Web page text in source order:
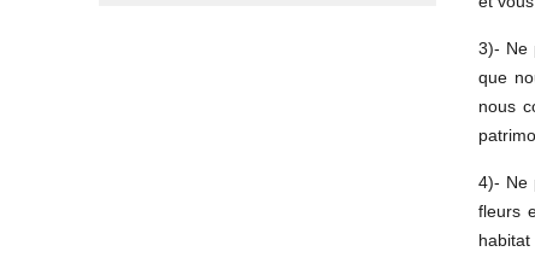
3)- Ne
que
nous
4)- Ne
fleurs
habitat